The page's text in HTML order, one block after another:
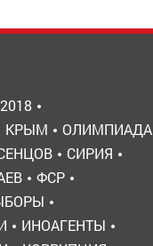
КРЫМ
ОЛИМПИАДА
СИРИЯ
ФСР
ИНОАГЕНТЫ